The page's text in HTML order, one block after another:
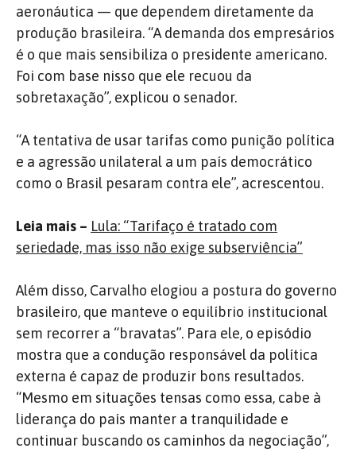
aeronáutica — que dependem diretamente da
produção brasileira. “A demanda dos empresários
é o que mais sensibiliza o presidente americano.
Foi com base nisso que ele recuou da
sobretaxação”, explicou o senador.
“A tentativa de usar tarifas como punição política
e a agressão unilateral a um país democrático
como o Brasil pesaram contra ele”, acrescentou.
Leia mais – Lula: “Tarifaço é tratado com
seriedade, mas isso não exige subserviência”
Além disso, Carvalho elogiou a postura do governo
brasileiro, que manteve o equilíbrio institucional
sem recorrer a “bravatas”. Para ele, o episódio
mostra que a condução responsável da política
externa é capaz de produzir bons resultados.
“Mesmo em situações tensas como essa, cabe à
liderança do país manter a tranquilidade e
continuar buscando os caminhos da negociação”,